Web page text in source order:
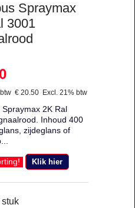
Spraymax
3001
€ 20.50 Excl. 21% btw
Spraymax 2K Ral
Inhoud 400
zijdeglans of
Klik hier
stuk